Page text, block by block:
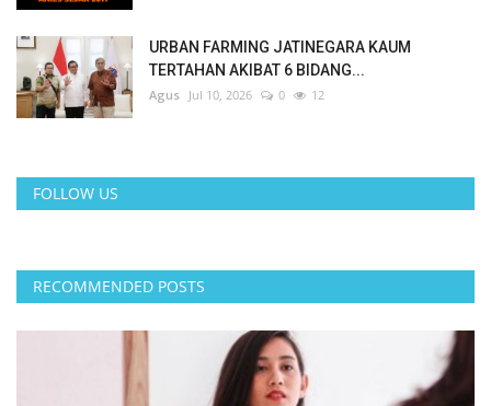
URBAN FARMING JATINEGARA KAUM
TERTAHAN AKIBAT 6 BIDANG...
Agus Jul 10, 2026 0 12
FOLLOW US
RECOMMENDED POSTS